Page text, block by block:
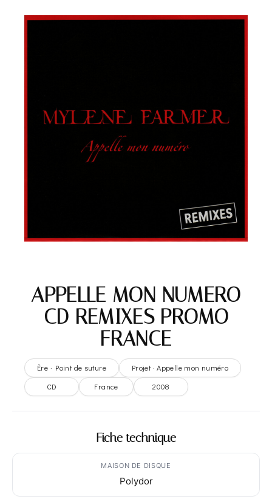
APPELLE MON NUMERO
– CD REMIXES PROMO –
FRANCE
Ère · Point de suture
Projet · Appelle mon numéro
CD
France 2008
Fiche technique
MAISON DE DISQUE
Polydor